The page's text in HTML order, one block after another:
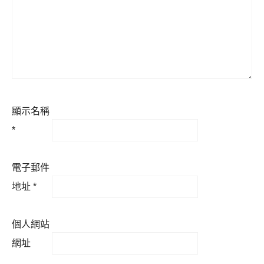
顯示名稱
*
電子郵件
地址 *
個人網站
網址